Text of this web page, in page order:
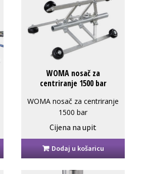
WOMA nosač za
centriranje 1500 bar
WOMA nosač za centriranje
1500 bar
1500 bar / 410-1500 mm
Cijena na upit
Dodaj u košaricu